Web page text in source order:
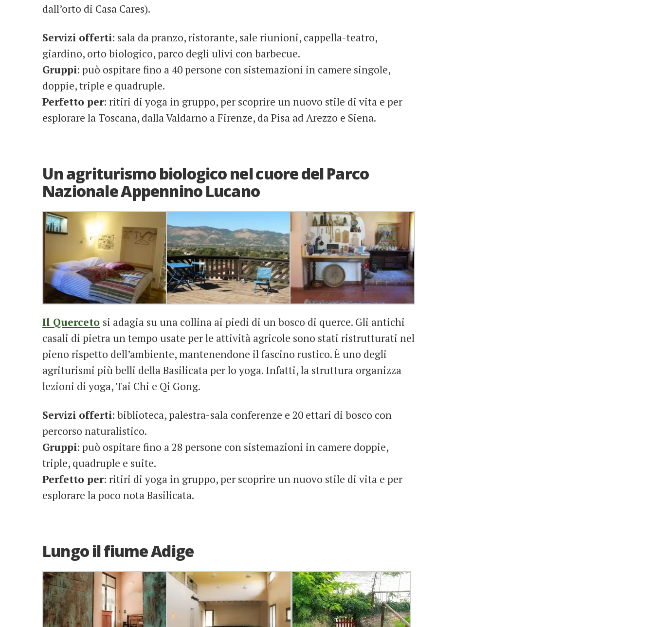
dall’orto di Casa Cares).
Servizi offerti: sala da pranzo, ristorante, sale riunioni, cappella-teatro,
giardino, orto biologico, parco degli ulivi con barbecue.
Gruppi: può ospitare fino a 40 persone con sistemazioni in camere singole,
doppie, triple e quadruple.
Perfetto per: ritiri di yoga in gruppo, per scoprire un nuovo stile di vita e per
esplorare la Toscana, dalla Valdarno a Firenze, da Pisa ad Arezzo e Siena.
Un agriturismo biologico nel cuore del Parco
Nazionale Appennino Lucano
Il Querceto si adagia su una collina ai piedi di un bosco di querce. Gli antichi
casali di pietra un tempo usate per le attività agricole sono stati ristrutturati nel
pieno rispetto dell’ambiente, mantenendone il fascino rustico. È uno degli
agriturismi più belli della Basilicata per lo yoga. Infatti, la struttura organizza
lezioni di yoga, Tai Chi e Qi Gong.
Servizi offerti: biblioteca, palestra-sala conferenze e 20 ettari di bosco con
percorso naturalistico.
Gruppi: può ospitare fino a 28 persone con sistemazioni in camere doppie,
triple, quadruple e suite.
Perfetto per: ritiri di yoga in gruppo, per scoprire un nuovo stile di vita e per
esplorare la poco nota Basilicata.
Lungo il fiume Adige